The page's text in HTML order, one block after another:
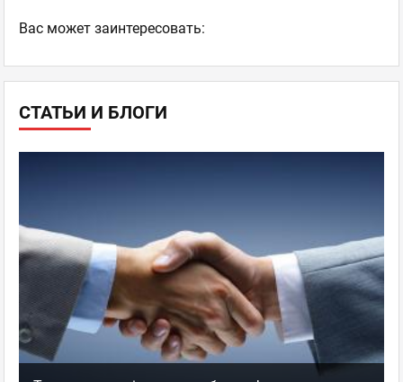
СТАТЬИ И БЛОГИ
Ваc может заинтересовать: